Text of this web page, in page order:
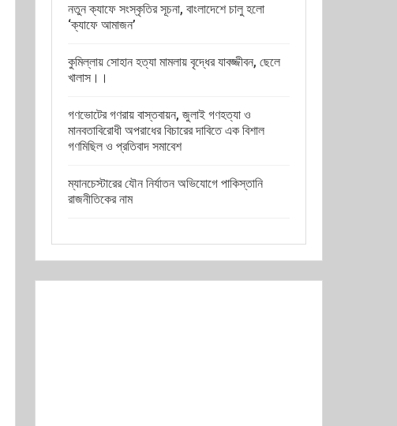
নতুন ক্যাফে সংস্কৃতির সূচনা, বাংলাদেশে চালু হলো
‘ক্যাফে আমাজন’
কুমিল্লায় সোহান হত্যা মামলায় বৃদ্ধের যাবজ্জীবন, ছেলে
খালাস।।
গণভোটের গণরায় বাস্তবায়ন, জুলাই গণহত্যা ও
মানবতাবিরোধী অপরাধের বিচারের দাবিতে এক বিশাল
গণমিছিল ও প্রতিবাদ সমাবেশ
ম্যানচেস্টারের যৌন নির্যাতন অভিযোগে পাকিস্তানি
রাজনীতিকের নাম